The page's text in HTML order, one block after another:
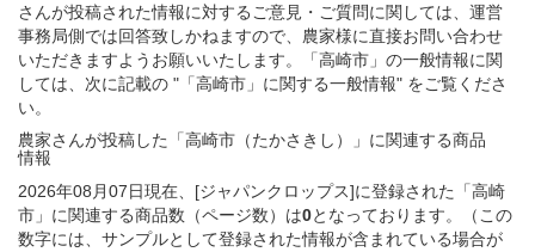
さんが投稿された情報に対するご意見・ご質問に関しては、運営
事務局側では回答致しかねますので、農家様に直接お問い合わせ
いただきますようお願いいたします。「高崎市」の一般情報に関
しては、次に記載の "「高崎市」に関する一般情報" をご覧くださ
い。
農家さんが投稿した「高崎市（たかさきし）」 に関連する商品
情報
2026年08月07日現在、[ジャパンクロップス]に登録された「高崎
市」に関連する商品数（ページ数）は0となっております。（この
数字には、サンプルとして登録された情報が含まれている場合が